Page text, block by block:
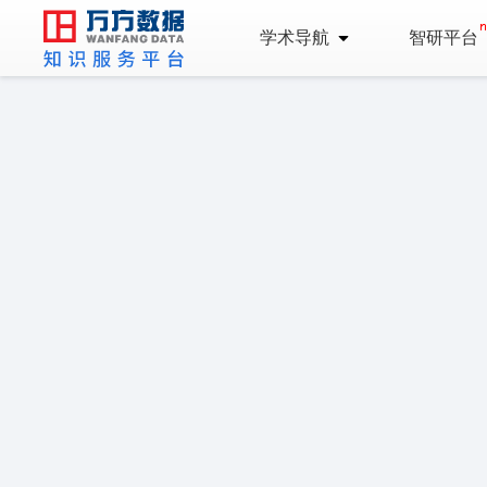
学术导航 智研平台